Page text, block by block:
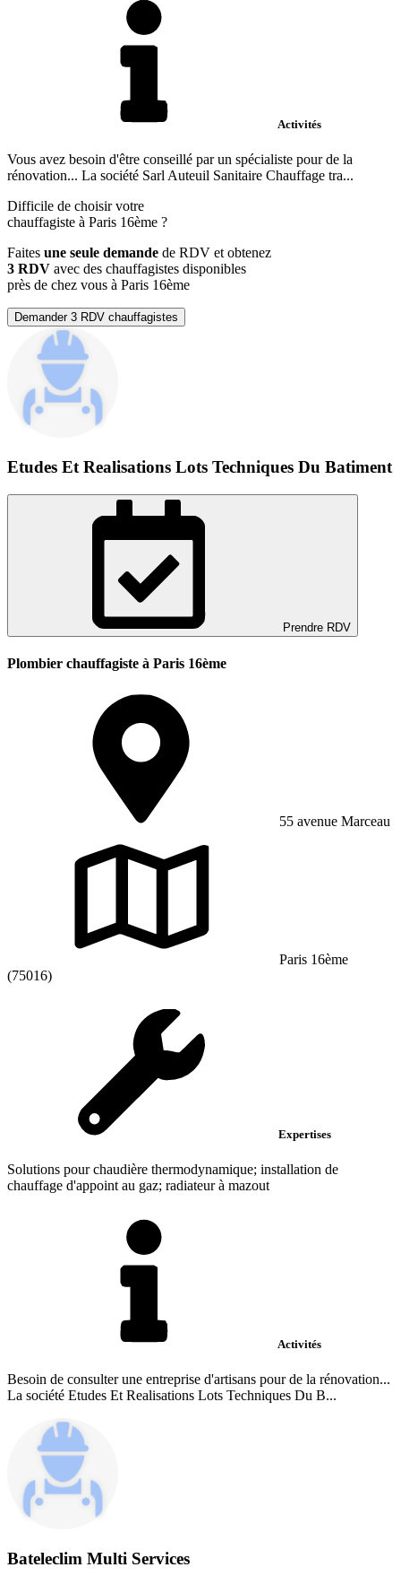
Activités
Vous avez besoin d'être conseillé par un spécialiste pour de la
rénovation... La société Sarl Auteuil Sanitaire Chauffage tra...
Difficile de choisir votre
chauffagiste à Paris 16ème ?
Faites une seule demande de RDV et obtenez
3 RDV avec des chauffagistes disponibles
près de chez vous à Paris 16ème
Demander 3 RDV chauffagistes
Etudes Et Realisations Lots Techniques Du Batiment
Prendre RDV
Plombier chauffagiste à Paris 16ème
55 avenue Marceau
Paris 16ème
(75016)
Expertises
Solutions pour chaudière thermodynamique; installation de
chauffage d'appoint au gaz; radiateur à mazout
Activités
Besoin de consulter une entreprise d'artisans pour de la rénovation...
La société Etudes Et Realisations Lots Techniques Du B...
Bateleclim Multi Services